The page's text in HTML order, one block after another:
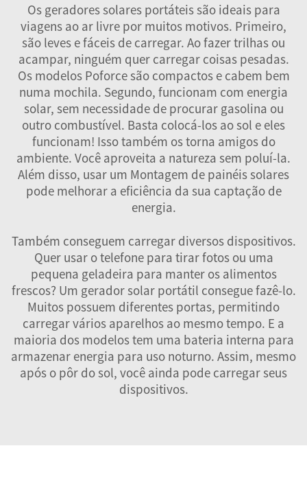
Os geradores solares portáteis são ideais para
viagens ao ar livre por muitos motivos. Primeiro,
são leves e fáceis de carregar. Ao fazer trilhas ou
acampar, ninguém quer carregar coisas pesadas.
Os modelos Poforce são compactos e cabem bem
numa mochila. Segundo, funcionam com energia
solar, sem necessidade de procurar gasolina ou
outro combustível. Basta colocá-los ao sol e eles
funcionam! Isso também os torna amigos do
ambiente. Você aproveita a natureza sem poluí-la.
Além disso, usar um Montagem de painéis solares
pode melhorar a eficiência da sua captação de
energia.
Também conseguem carregar diversos dispositivos.
Quer usar o telefone para tirar fotos ou uma
pequena geladeira para manter os alimentos
frescos? Um gerador solar portátil consegue fazê-lo.
Muitos possuem diferentes portas, permitindo
carregar vários aparelhos ao mesmo tempo. E a
maioria dos modelos tem uma bateria interna para
armazenar energia para uso noturno. Assim, mesmo
após o pôr do sol, você ainda pode carregar seus
dispositivos.